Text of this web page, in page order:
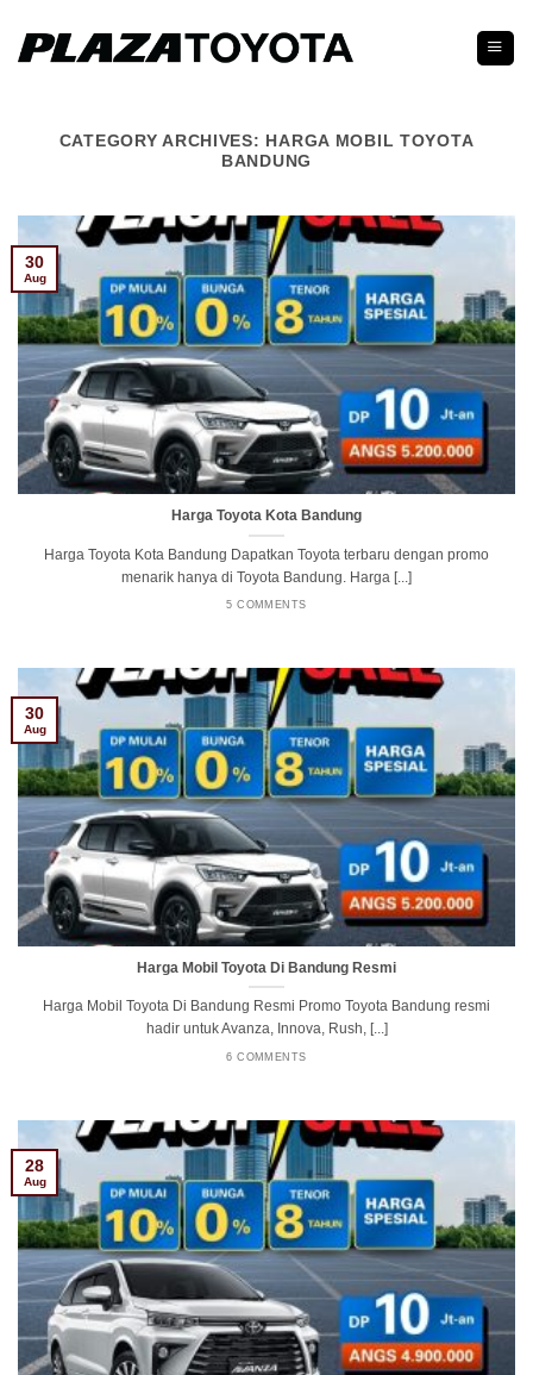
content
CATEGORY ARCHIVES: HARGA MOBIL TOYOTA
BANDUNG
Harga Toyota Kota Bandung
Harga Toyota Kota Bandung Dapatkan Toyota terbaru dengan promo
menarik hanya di Toyota Bandung. Harga [...]
5 COMMENTS
30
Aug
Harga Mobil Toyota Di Bandung Resmi
Harga Mobil Toyota Di Bandung Resmi Promo Toyota Bandung resmi
hadir untuk Avanza, Innova, Rush, [...]
6 COMMENTS
30
Aug
28
Aug